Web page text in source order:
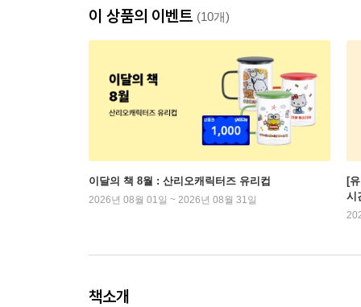
이 상품의 이벤트 (10개)
이달의 책 8월 : 산리오캐릭터즈 유리컵
2026년 08월 01일 ~ 2026년 08월 31일
[
시
책소개